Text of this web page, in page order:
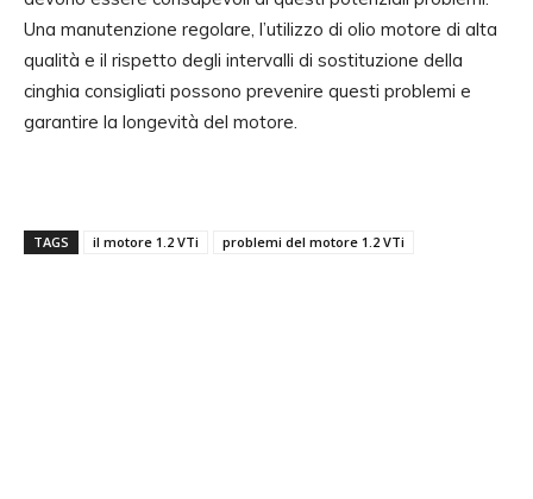
Una manutenzione regolare, l’utilizzo di olio motore di alta
qualità e il rispetto degli intervalli di sostituzione della
cinghia consigliati possono prevenire questi problemi e
garantire la longevità del motore.
TAGS il motore 1.2 VTi problemi del motore 1.2 VTi